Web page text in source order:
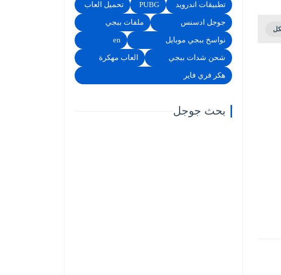
تطبيقات اندرويد PUBG تحميل العاب
جوجل ادسنس ملفات ببجي
نواسخ ببجي موبايل en
شحن شدات ببجي العاب مهكرة
هكر فري فاير
بحث جوجل